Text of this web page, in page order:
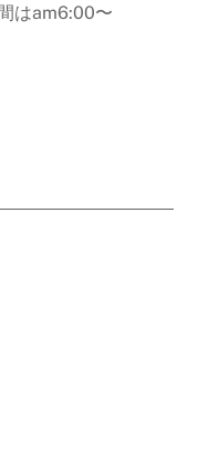
はam6:00〜